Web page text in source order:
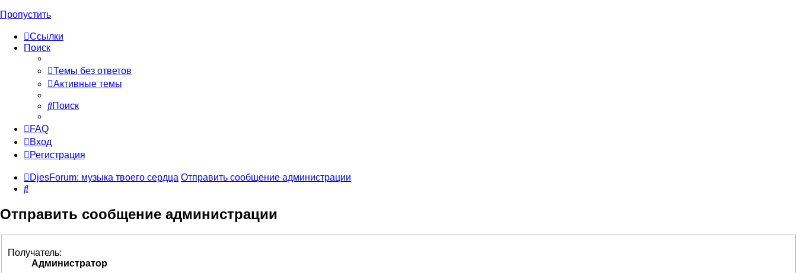
Пропустить
Ссылки
Поиск
Темы без ответов
Активные темы
Поиск
FAQ
Вход
Регистрация
DjesForum: музыка твоего сердца Отправить сообщение администрации
Поиск
Отправить сообщение администрации
Получатель:
Администратор